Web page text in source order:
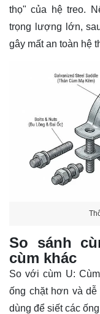
thọ" của hệ treo.
trọng lượng lớn,
gây mất an toàn hệ
So sánh
cùm khác
So với cùm U:
ống chặt hơn và
dùng để siết các